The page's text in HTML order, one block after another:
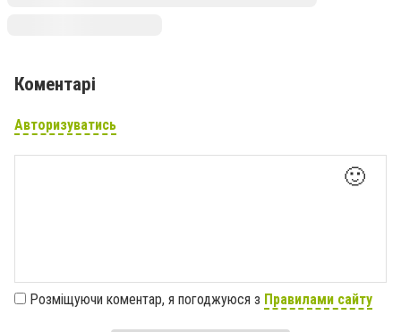
Коментарі
Авторизуватись
🙂
Розміщуючи коментар, я погоджуюся з Правилами сайту